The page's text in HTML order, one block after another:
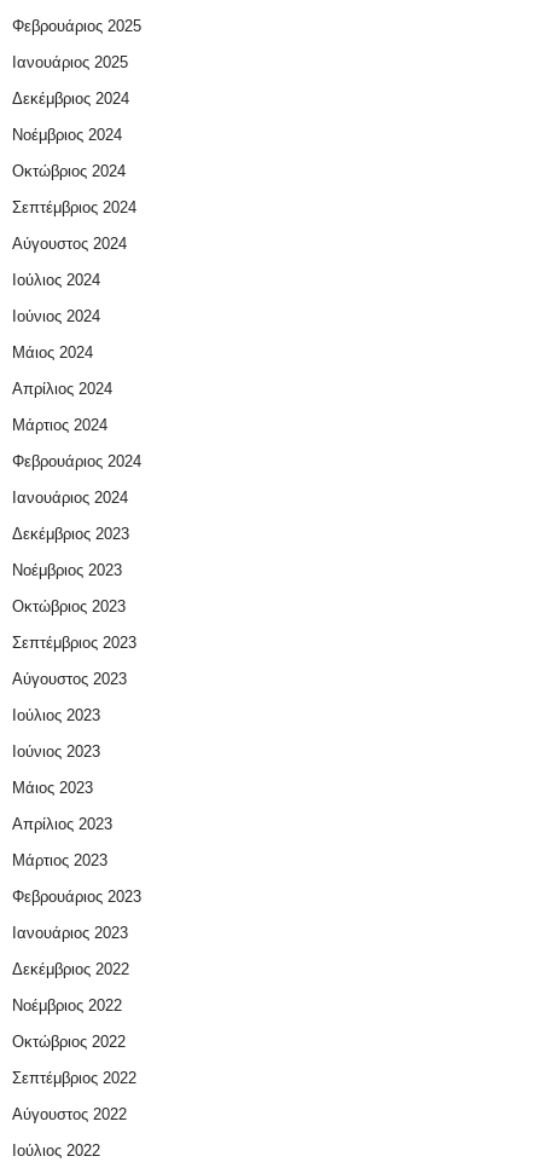
Φεβρουάριος 2025
Ιανουάριος 2025
Δεκέμβριος 2024
Νοέμβριος 2024
Οκτώβριος 2024
Σεπτέμβριος 2024
Αύγουστος 2024
Ιούλιος 2024
Ιούνιος 2024
Μάιος 2024
Απρίλιος 2024
Μάρτιος 2024
Φεβρουάριος 2024
Ιανουάριος 2024
Δεκέμβριος 2023
Νοέμβριος 2023
Οκτώβριος 2023
Σεπτέμβριος 2023
Αύγουστος 2023
Ιούλιος 2023
Ιούνιος 2023
Μάιος 2023
Απρίλιος 2023
Μάρτιος 2023
Φεβρουάριος 2023
Ιανουάριος 2023
Δεκέμβριος 2022
Νοέμβριος 2022
Οκτώβριος 2022
Σεπτέμβριος 2022
Αύγουστος 2022
Ιούλιος 2022